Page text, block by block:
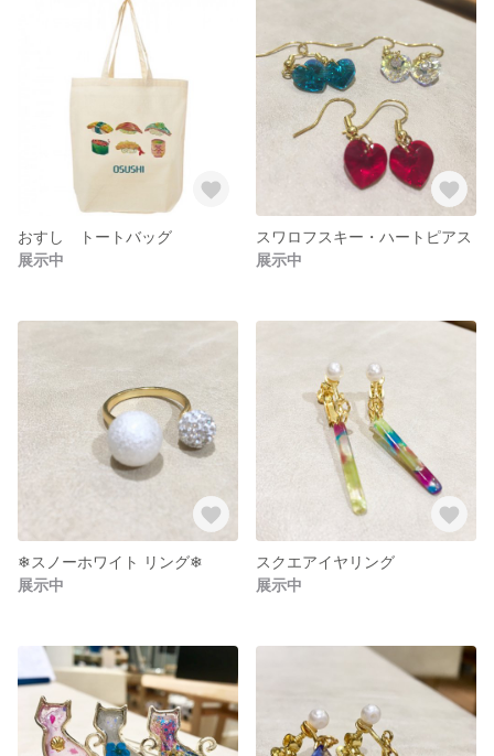
おすし トートバッグ
展示中
スワロフスキー・ハートピアス
展示中
❄︎スノーホワイト リング❄︎
展示中
スクエアイヤリング
展示中